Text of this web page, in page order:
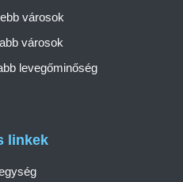
linkek
városok
városok
levegőminőség